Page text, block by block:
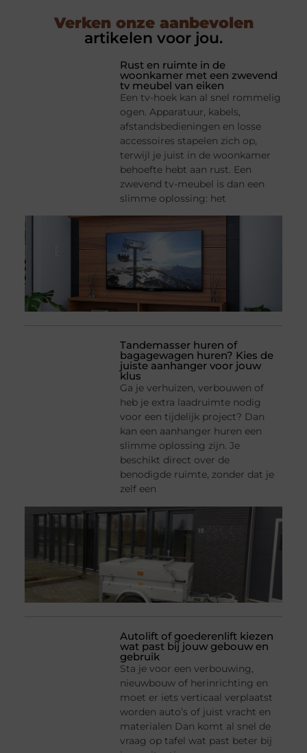
Verken onze aanbevolen
artikelen voor jou.
Rust en ruimte in de
woonkamer met een zwevend
tv meubel van eiken
Een tv-hoek kan al snel rommelig
ogen. Apparatuur, kabels,
afstandsbedieningen en losse
accessoires stapelen zich op,
terwijl je juist in de woonkamer
behoefte hebt aan rust. Een
zwevend tv-meubel is dan een
slimme oplossing: het
Tandemasser huren of
bagagewagen huren? Kies de
juiste aanhanger voor jouw
klus
Ga je verhuizen, verbouwen of
heb je extra laadruimte nodig
voor een tijdelijk project? Dan
kan een aanhanger huren een
slimme oplossing zijn. Je
beschikt direct over de
benodigde ruimte, zonder dat je
zelf een
Autolift of goederenlift kiezen
wat past bij jouw gebouw en
gebruik
Sta je voor een verbouwing,
nieuwbouw of herinrichting en
moet er iets verticaal verplaatst
worden auto’s of juist vracht en
materialen Dan komt al snel de
vraag op tafel wat past beter bij